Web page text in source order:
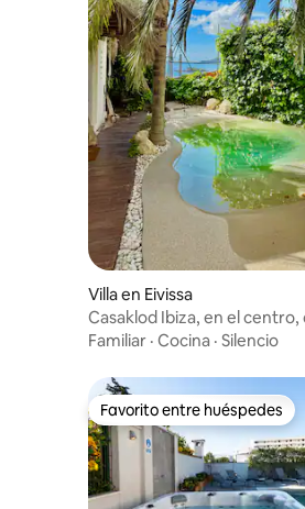
Villa en Eivissa
Casaklod Ibiza, en el centro,
playa.
Familiar · Cocina · Silencio
Favorito entre huéspedes
Favorito entre huéspedes